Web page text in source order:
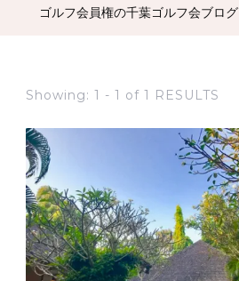
ゴルフ会員権の千葉ゴルフ会ブログ
Showing: 1 - 1 of 1 RESULTS